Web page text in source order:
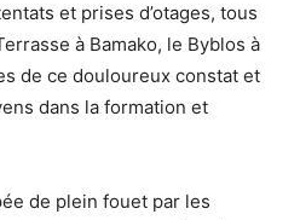
et prises d’otages, tous
à Bamako, le Byblos à
de ce douloureux constat et
dans la formation et
de plein fouet par les